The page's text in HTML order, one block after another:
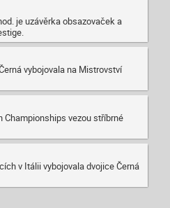
je uzávěrka obsazovaček a
vybojovala na Mistrovství
Championships vezou stříbrné
v Itálii vybojovala dvojice Černá